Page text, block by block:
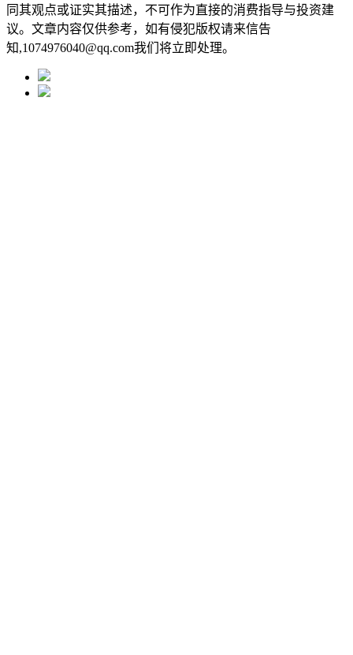
同其观点或证实其描述，不可作为直接的消费指导与投资建
议。文章内容仅供参考，如有侵犯版权请来信告
知,1074976040@qq.com我们将立即处理。